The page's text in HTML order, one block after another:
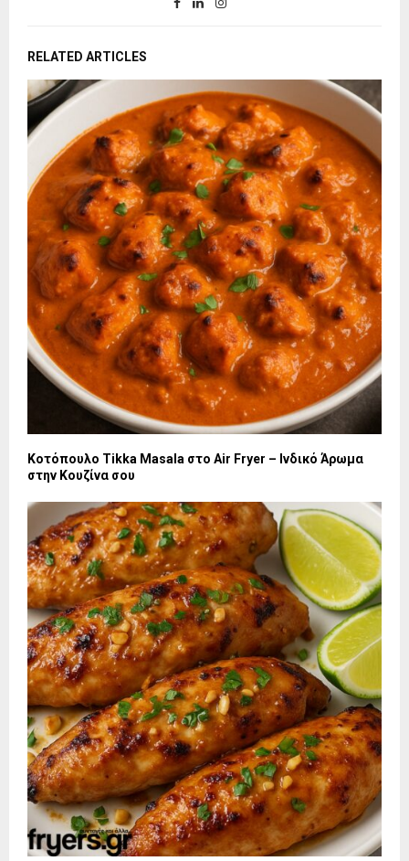
RELATED ARTICLES
Κοτόπουλο Tikka Masala στο Air Fryer – Ινδικό Άρωμα
στην Κουζίνα σου